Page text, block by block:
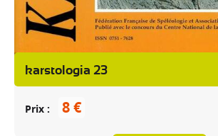
karstologia 23
Prix 8 €